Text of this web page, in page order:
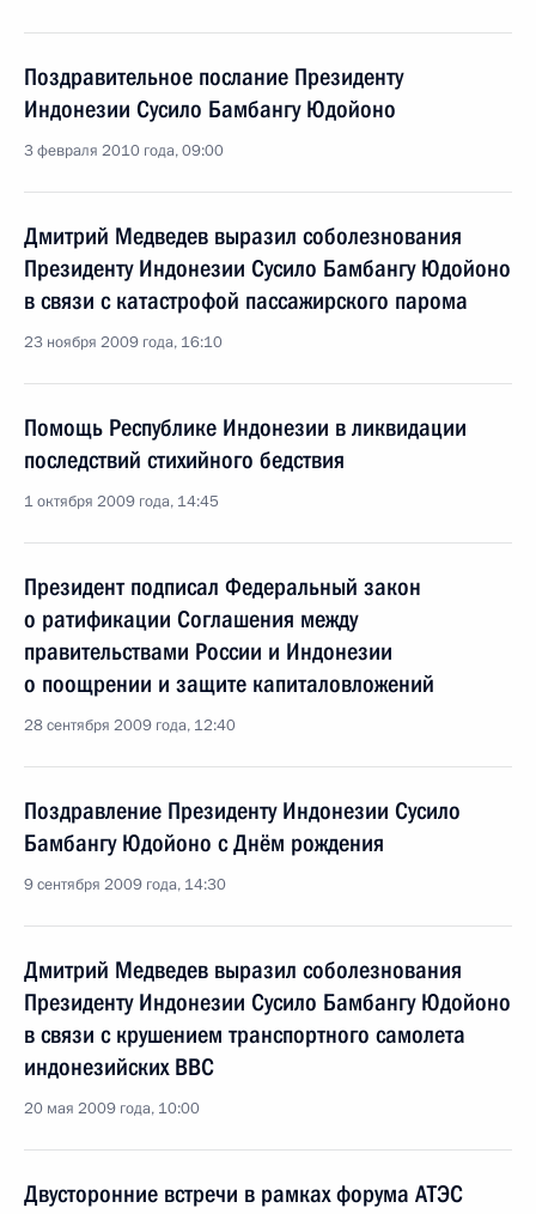
Поздравительное послание Президенту
Индонезии Сусило Бамбангу Юдойоно
3 февраля 2010 года, 09:00
Дмитрий Медведев выразил соболезнования
Президенту Индонезии Сусило Бамбангу Юдойоно
в связи с катастрофой пассажирского парома
23 ноября 2009 года, 16:10
Помощь Республике Индонезии в ликвидации
последствий стихийного бедствия
1 октября 2009 года, 14:45
Президент подписал Федеральный закон
о ратификации Соглашения между
правительствами России и Индонезии
о поощрении и защите капиталовложений
28 сентября 2009 года, 12:40
Поздравление Президенту Индонезии Сусило
Бамбангу Юдойоно с Днём рождения
9 сентября 2009 года, 14:30
Дмитрий Медведев выразил соболезнования
Президенту Индонезии Сусило Бамбангу Юдойоно
в связи с крушением транспортного самолета
индонезийских ВВС
20 мая 2009 года, 10:00
Двусторонние встречи в рамках форума АТЭС